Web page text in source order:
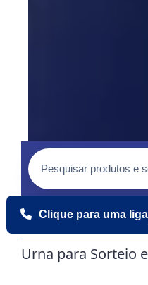
Clique para uma
Urna para Sorteio